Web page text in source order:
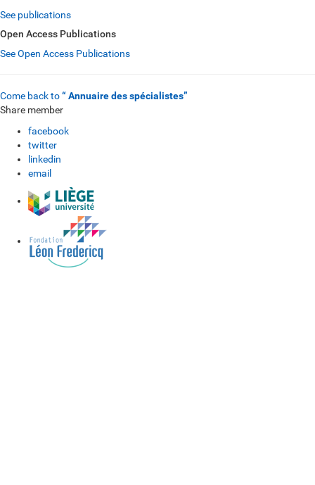
See publications
Open Access Publications
See Open Access Publications
Come back to“ Annuaire des spécialistes”
Share member
facebook
twitter
linkedin
email